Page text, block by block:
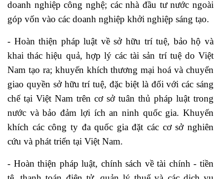
doanh nghiệp công nghệ; các nhà đầu tư nước ngoài
góp vốn vào các doanh nghiệp khởi nghiệp sáng tạo.
- Hoàn thiện pháp luật về sở hữu trí tuệ, bảo hộ và
khai thác hiệu quả, hợp lý các tài sản trí tuệ do Việt
Nam tạo ra; khuyến khích thương mại hoá và chuyển
giao quyền sở hữu trí tuệ, đặc biệt là đối với các sáng
chế tại Việt Nam trên cơ sở tuân thủ pháp luật trong
nước và bảo đảm lợi ích an ninh quốc gia. Khuyến
khích các công ty đa quốc gia đặt các cơ sở nghiên
cứu và phát triển tại Việt Nam.
- Hoàn thiện pháp luật, chính sách về tài chính - tiền